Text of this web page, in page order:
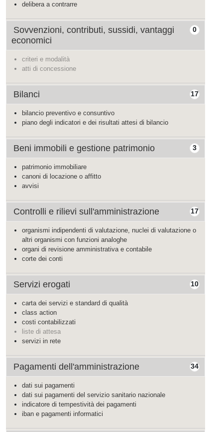
delibera a contrarre
0
Sovvenzioni, contributi, sussidi, vantaggi
economici
criteri e modalità
atti di concessione
17
Bilanci
bilancio preventivo e consuntivo
piano degli indicatori e dei risultati attesi di bilancio
3
Beni immobili e gestione patrimonio
patrimonio immobiliare
canoni di locazione o affitto
avvisi
17
Controlli e rilievi sull'amministrazione
organismi indipendenti di valutazione, nuclei di valutazione o
altri organismi con funzioni analoghe
organi di revisione amministrativa e contabile
corte dei conti
10
Servizi erogati
carta dei servizi e standard di qualità
class action
costi contabilizzati
liste di attesa
servizi in rete
34
Pagamenti dell'amministrazione
dati sui pagamenti
dati sui pagamenti del servizio sanitario nazionale
indicatore di tempestività dei pagamenti
iban e pagamenti informatici